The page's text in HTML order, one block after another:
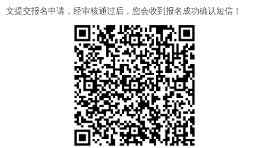
文提交报名申请，经审核通过后，您会收到报名成功确认短信！